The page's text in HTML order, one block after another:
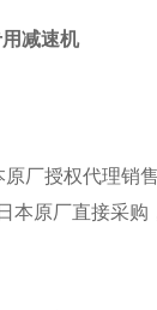
减速机
厂授权代理销
本原厂直接采购